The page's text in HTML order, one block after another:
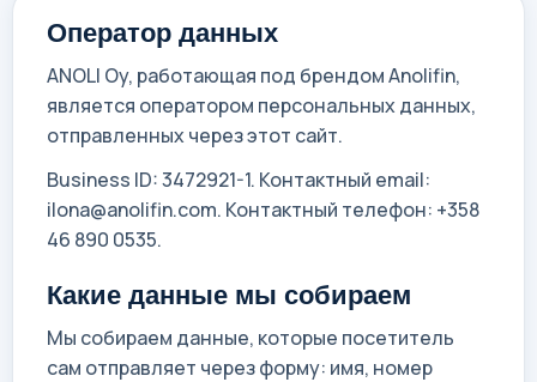
Оператор данных
ANOLI Oy, работающая под брендом Anolifin,
является оператором персональных данных,
отправленных через этот сайт.
Business ID: 3472921-1. Контактный email:
ilona@anolifin.com. Контактный телефон: +358
46 890 0535.
Какие данные мы собираем
Мы собираем данные, которые посетитель
сам отправляет через форму: имя, номер